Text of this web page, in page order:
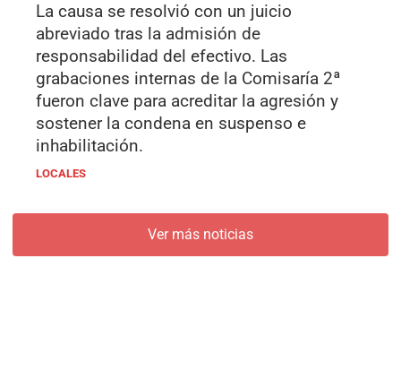
La causa se resolvió con un juicio
abreviado tras la admisión de
responsabilidad del efectivo. Las
grabaciones internas de la Comisaría 2ª
fueron clave para acreditar la agresión y
sostener la condena en suspenso e
inhabilitación.
LOCALES
Ver más noticias